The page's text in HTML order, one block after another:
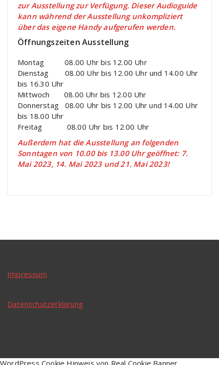
zur Ausstellung zur Verfügung. Dieser Audioguide
kann während der Ausstellung unkompliziert
über das eigene Handy aufgerufen werden.
Öffnungszeiten Ausstellung
Montag 08.00 Uhr bis 12.00 Uhr
Dienstag 08.00 Uhr bis 12.00 Uhr und 14.00 Uhr
bis 16.30 Uhr
Mittwoch 08.00 Uhr bis 12.00 Uhr
Donnerstag 08.00 Uhr bis 12.00 Uhr und 14.00 Uhr
bis 18.00 Uhr
Freitag 08.00 Uhr bis 12.00 Uhr
Außerdem hat die Ausstellung an folgenden
Sonntagen von 10.00 bis 13.00 Uhr geöffnet: 7.
Mai 2023, 14. Mai 2023 und 21. Mai 2023!
Impressum
Datenschutzerklärung
WordPress Cookie Hinweis von Real Cookie Banner